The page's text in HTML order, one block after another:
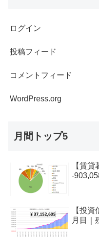
ログイン
投稿フィード
コメントフィード
WordPress.org
月間トップ5
【賃
-
【投
月目｜